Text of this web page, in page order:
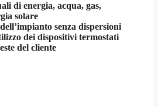
di energia, acqua, gas,
solare
senza dispersioni
dei dispositivi termostati
del cliente